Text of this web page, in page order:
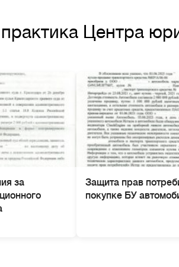
Центра
за
Защита прав
покупке БУ